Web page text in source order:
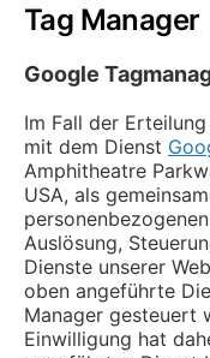
Tag Manager
Google
Im Fall der
mit dem Dienst
Amphitheatre
USA, als
Auslösung,
Dienste unserer
oben angeführte
Manager gesteuert
Einwilligung hat